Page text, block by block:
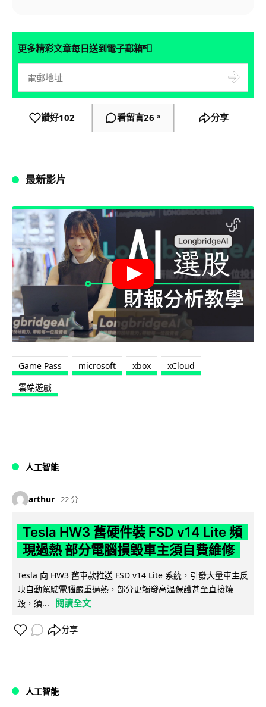
更多精彩文章每日送到電子郵箱📮
讚好102 看留言26 ↗ 分享
最新影片
Game Pass microsoft xbox
xCloud
雲端遊戲
人工智能
arthur 22 分
Tesla HW3 舊硬件裝 FSD v14 Lite 頻
現過熱 部分電腦損毀車主須自費維修
Tesla 向 HW3 舊車款推送 FSD v14 Lite 系統，引發大量車主反
映自動駕駛電腦嚴重過熱，部分更觸發高溫保護甚至直接燒
毀，須...
閱讀全文
分享
人工智能